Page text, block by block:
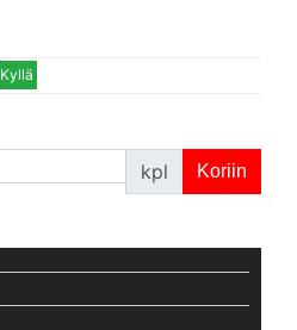
kpl